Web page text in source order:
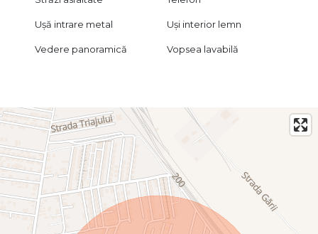
Ușă intrare metal Uși interior lemn
Vedere panoramică Vopsea lavabilă